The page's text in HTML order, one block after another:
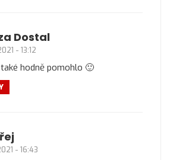
Dostal
- 13:12
hodně pomohlo 🙂
- 16:43